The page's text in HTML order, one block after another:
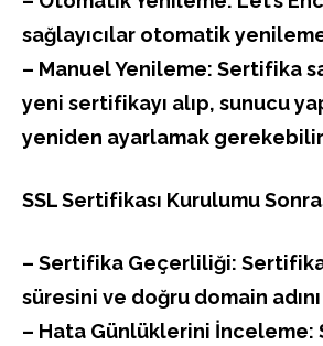
sağlayıcılar otomatik
– Manuel Yenileme: Sertifika
yeni sertifikayı alıp, sunucu
yeniden ayarlamak
SSL Sertifikası Kurulumu
– Sertifika Geçerliliği:
süresini ve doğru domain
– Hata Günlüklerini İnceleme: